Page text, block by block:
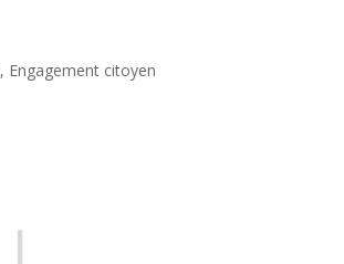
, Engagement citoyen